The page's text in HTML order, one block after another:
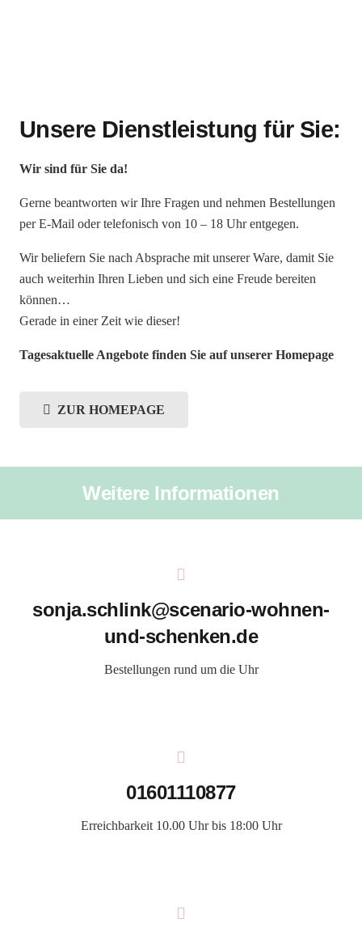
Unsere Dienstleistung für Sie:
Wir sind für Sie da!
Gerne beantworten wir Ihre Fragen und nehmen Bestellungen
per E-Mail oder telefonisch von 10 – 18 Uhr entgegen.
Wir beliefern Sie nach Absprache mit unserer Ware, damit Sie
auch weiterhin Ihren Lieben und sich eine Freude bereiten
können…
Gerade in einer Zeit wie dieser!
Tagesaktuelle Angebote finden Sie auf unserer Homepage
ZUR HOMEPAGE
Weitere Informationen
sonja.schlink@scenario-wohnen-
und-schenken.de
Bestellungen rund um die Uhr
01601110877
Erreichbarkeit 10.00 Uhr bis 18:00 Uhr